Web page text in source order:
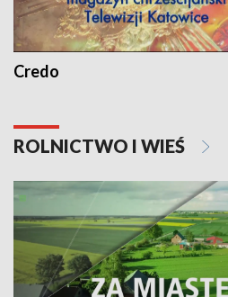
Credo
ROLNICTWO I WIEŚ